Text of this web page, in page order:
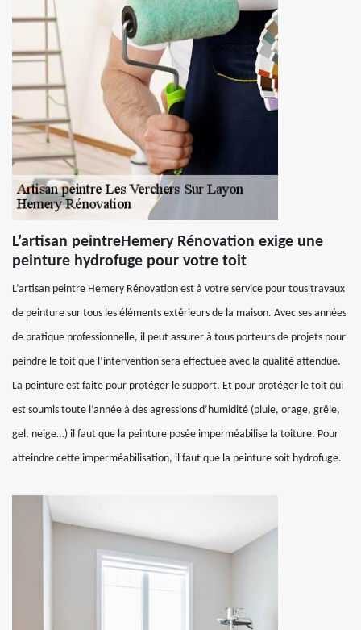
L’artisan peintreHemery Rénovation exige une
peinture hydrofuge pour votre toit
L’artisan peintre Hemery Rénovation est à votre service pour tous travaux
de peinture sur tous les éléments extérieurs de la maison. Avec ses années
de pratique professionnelle, il peut assurer à tous porteurs de projets pour
peindre le toit que l’intervention sera effectuée avec la qualité attendue.
La peinture est faite pour protéger le support. Et pour protéger le toit qui
est soumis toute l’année à des agressions d’humidité (pluie, orage, grêle,
gel, neige…) il faut que la peinture posée imperméabilise la toiture. Pour
atteindre cette imperméabilisation, il faut que la peinture soit hydrofuge.